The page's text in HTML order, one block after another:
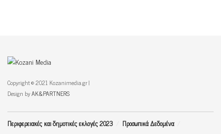
Copyright © 2021 Kozanimedia.gr |
Design byAK&PARTNERS
Περιφερειακές και δημοτικές εκλογές 2023
Προσωπικά Δεδομένα